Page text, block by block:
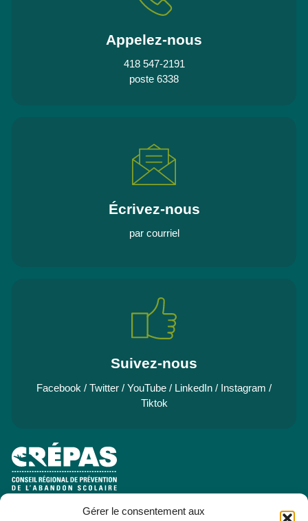
Gérer le consentement aux
Appelez-nous
418 547-2191
poste 6338
Écrivez-nous
par courriel
Suivez-nous
Facebook / Twitter / YouTube / LinkedIn / Instagram /
Tiktok